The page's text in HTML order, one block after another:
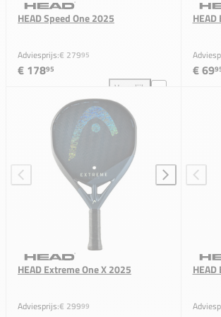
HEAD Speed One 2025
Adviesprijs:€ 27995
€ 17895
Vergelijk
HEAD Speed One 2025
€ 69
HEAD Extreme One X 2025
Adviesprijs:€ 29999